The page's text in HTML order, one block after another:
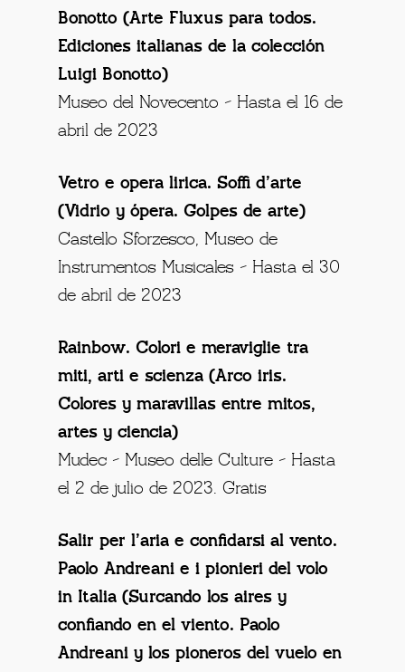
Bonotto (Arte Fluxus para todos.
Ediciones italianas de la colección
Luigi Bonotto)
Museo del Novecento – Hasta el 16 de
abril de 2023
Vetro e opera lirica. Soffi d’arte
(Vidrio y ópera. Golpes de arte)
Castello Sforzesco, Museo de
Instrumentos Musicales – Hasta el 30
de abril de 2023
Rainbow. Colori e meraviglie tra
miti, arti e scienza (Arco iris.
Colores y maravillas entre mitos,
artes y ciencia)
Mudec – Museo delle Culture – Hasta
el 2 de julio de 2023. Gratis
Salir per l’aria e confidarsi al vento.
Paolo Andreani e i pionieri del volo
in Italia (Surcando los aires y
confiando en el viento. Paolo
Andreani y los pioneros del vuelo en